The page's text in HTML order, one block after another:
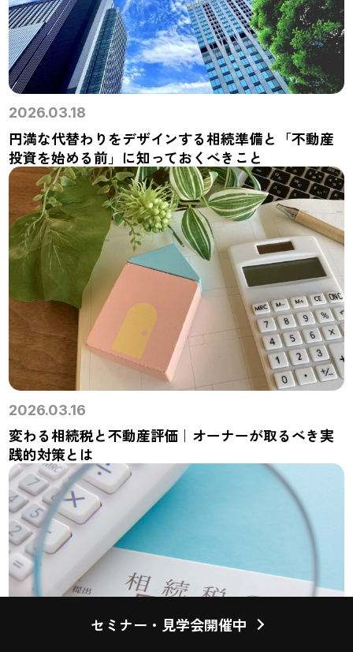
2026.03.18
円満な代替わりをデザインする相続準備と「不動産
投資を始める前」に知っておくべきこと
2026.03.16
変わる相続税と不動産評価｜オーナーが取るべき実
践的対策とは
セミナー・見学会開催中